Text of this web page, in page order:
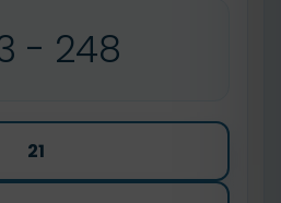
- 248
21